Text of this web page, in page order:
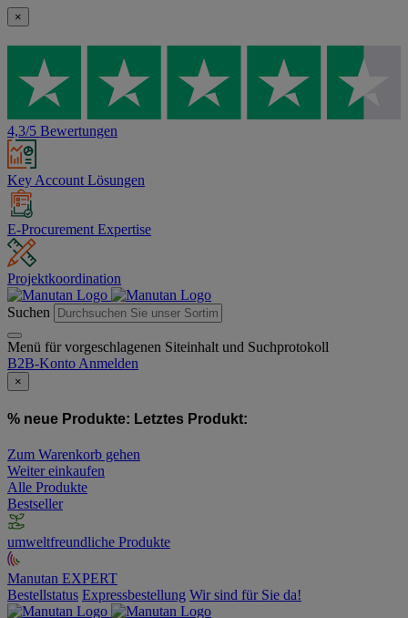
×
4,3/5 Bewertungen
Key Account Lösungen
E-Procurement Expertise
Projektkoordination
Suchen
Menü für vorgeschlagenen Siteinhalt und Suchprotokoll
B2B-Konto Anmelden
×
% neue Produkte: Letztes Produkt:
Zum Warenkorb gehen
Weiter einkaufen
Alle Produkte
Bestseller
umweltfreundliche Produkte
Manutan EXPERT
Bestellstatus Expressbestellung Wir sind für Sie da!